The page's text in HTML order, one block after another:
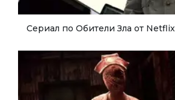
Cериал по Обители Зла от Netflix